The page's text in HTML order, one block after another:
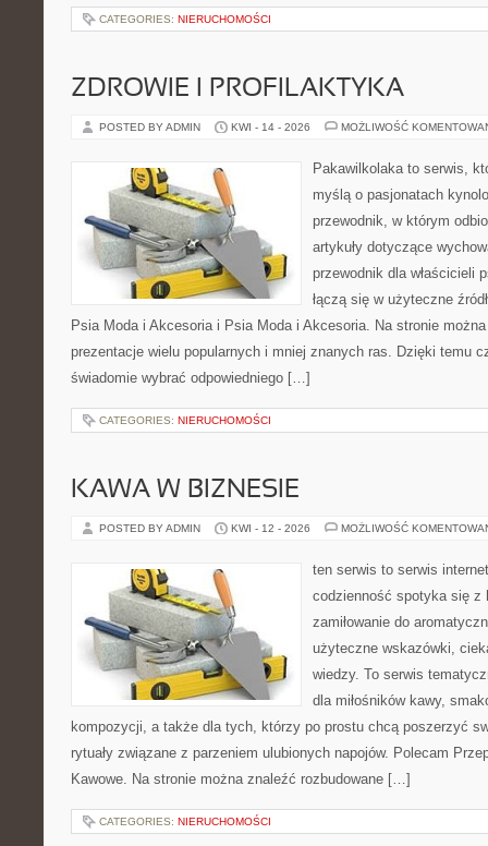
CATEGORIES: NIERUCHOMOŚCI
ZDROWIE I PROFILAKTYKA
POSTED BY ADMIN KWI - 14 - 2026 MOŻLIWOŚĆ
Pakawilkolaka to serwis,
myślą o pasjonatach
przewodnik, w którym
artykuły dotyczące
przewodnik dla właścicieli
łączą się w użyteczne
Psia Moda i Akcesoria i Psia Moda i Akcesoria. Na stronie
prezentacje wielu popularnych i mniej znanych ras. Dzięki temu
świadomie wybrać odpowiedniego […]
CATEGORIES: NIERUCHOMOŚCI
KAWA W BIZNESIE
POSTED BY ADMIN KWI - 12 - 2026 MOŻLIWOŚĆ
ten serwis to serwis
codzienność spotyka się z
zamiłowanie do
użyteczne wskazówki,
wiedzy. To serwis
dla miłośników kawy,
kompozycji, a także dla tych, którzy po prostu chcą poszerzyć
rytuały związane z parzeniem ulubionych napojów. Polecam
Kawowe. Na stronie można znaleźć rozbudowane […]
CATEGORIES: NIERUCHOMOŚCI